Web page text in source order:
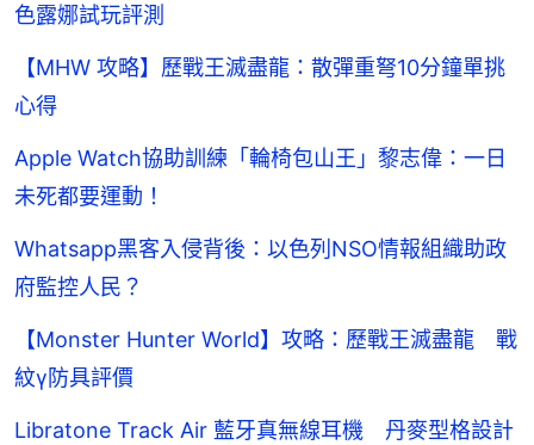
色露娜試玩評測
【MHW 攻略】歷戰王滅盡龍：散彈重弩10分鐘單挑
心得
Apple Watch協助訓練「輪椅包山王」黎志偉：一日
未死都要運動！
Whatsapp黑客入侵背後：以色列NSO情報組織助政
府監控人民？
【Monster Hunter World】攻略：歷戰王滅盡龍 戰
紋γ防具評價
Libratone Track Air 藍牙真無線耳機 丹麥型格設計